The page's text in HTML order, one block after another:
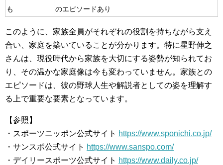
も
のエピソードあり
このように、家族全員がそれぞれの役割を持ちながら支え
合い、家庭を築いていることが分かります。特に星野伸之
さんは、現役時代から家族を大切にする姿勢が知られてお
り、その温かな家庭像は今も変わっていません。家族との
エピソードは、彼の野球人生や解説者としての姿を理解す
る上で重要な要素となっています。
【参照】
・スポーツニッポン公式サイト https://www.sponichi.co.jp/
・サンスポ公式サイト https://www.sanspo.com/
・デイリースポーツ公式サイト https://www.daily.co.jp/